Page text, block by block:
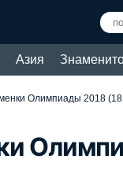
Азия
Олимпиады 2018